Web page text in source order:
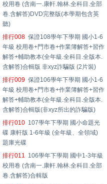
校用卷 (含南一.康軒.翰林.全科目.全部
卷.含解答)DVD完整版(本學期包含英
聽)
排行008 保證108學年下學期 國小1-6
年級 校用卷+門市卷+作業簿解答+習作
解答+輔助教本(全年級.全科目.全版本.
含解答)合輯版 非xyz詐騙版 (2片裝)
排行009 保證106學年下學期 國小1-6
年級 校用卷+門市卷+作業簿解答+習作
解答+輔助教本(全年級.全科目.全版本.
含解答)合輯版(非xyz所出的詐騙版)
排行010 107學年下學期 國小命題光
碟 康軒版 1-6年級 (全年級、全領域)
題庫光碟
排行011 106學年下學期 國中1-3年級
校用卷 (含南一.康軒.翰林.全科目.全部
卷.含解答)合輯版